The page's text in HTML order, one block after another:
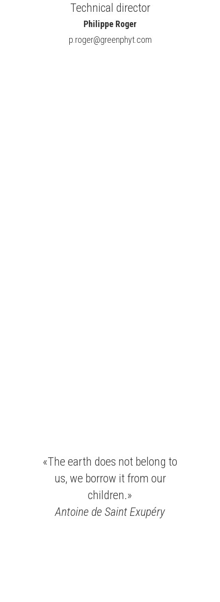
Technical director
Philippe Roger
p.roger@greenphyt.com
«The earth does not belong to
us, we borrow it from our
children.»
Antoine de Saint Exupéry